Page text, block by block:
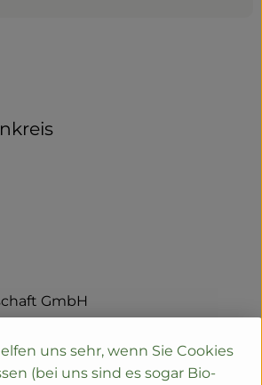
GmbH
uns sehr, wenn Sie Cookies
(bei uns sind es sogar Bio-